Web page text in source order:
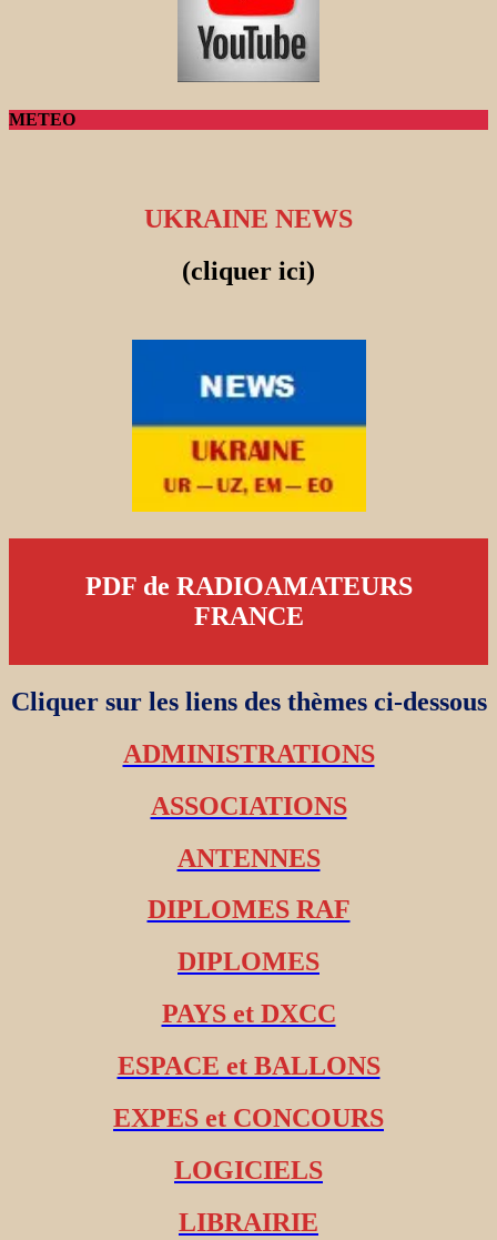
METEO
UKRAINE NEWS
(cliquer ici)
PDF de RADIOAMATEURS
FRANCE
Cliquer sur les liens des thèmes ci-dessous
ADMINISTRATIONS
ASSOCIATIONS
ANTENNES
DIPLOMES RAF
DIPLOMES
PAYS et DXCC
ESPACE et BALLONS
EXPES et CONCOURS
LOGICIELS
LIBRAIRIE